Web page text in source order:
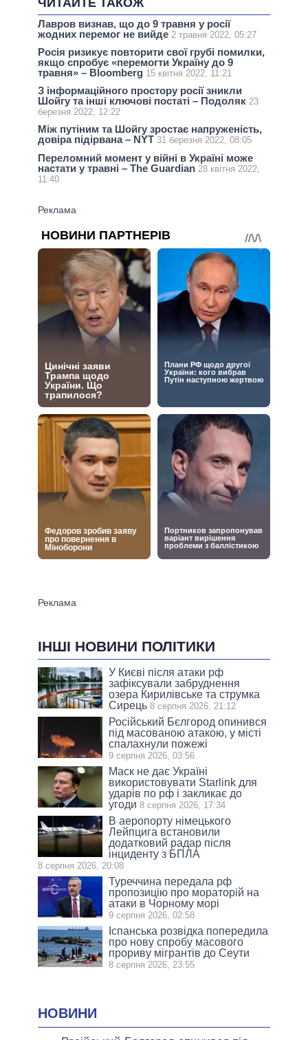
ЧИТАЙТЕ ТАКОЖ
Лавров визнав, що до 9 травня у росії
жодних перемог не вийде 2 травня 2022, 05:27
Росія ризикує повторити свої грубі помилки,
якщо спробує «перемогти Україну до 9
травня» – Bloomberg 15 квітня 2022, 11:21
З інформаційного простору росії зникли
Шойгу та інші ключові постаті – Подоляк 23
березня 2022, 12:22
Між путіним та Шойгу зростає напруженість,
довіра підірвана – NYT 31 березня 2022, 08:05
Переломний момент у війні в Україні може
настати у травні – The Guardian 28 квітня 2022,
11:40
ІНШІ НОВИНИ ПОЛІТИКИ
У Києві після атаки рф
зафіксували забруднення
озера Кирилівське та струмка
Сирець 8 серпня 2026, 21:12
Російський Бєлгород опинився
під масованою атакою, у місті
спалахнули пожежі
9 серпня 2026, 03:56
Маск не дає Україні
використовувати Starlink для
ударів по рф і закликає до
угоди 8 серпня 2026, 17:34
В аеропорту німецького
Лейпцига встановили
додатковий радар після
інциденту з БПЛА
8 серпня 2026, 20:08
Туреччина передала рф
пропозицію про мораторій на
атаки в Чорному морі
9 серпня 2026, 02:58
Іспанська розвідка попередила
про нову спробу масового
прориву мігрантів до Сеути
8 серпня 2026, 23:55
НОВИНИ